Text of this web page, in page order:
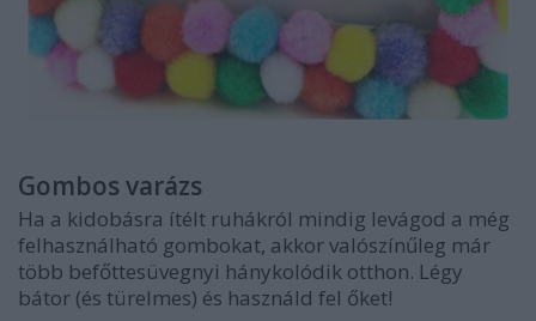
Gombos varázs
Ha a kidobásra ítélt ruhákról mindig levágod a még
felhasználható gombokat, akkor valószínűleg már
több befőttesüvegnyi hánykolódik otthon. Légy
bátor (és türelmes) és használd fel őket!